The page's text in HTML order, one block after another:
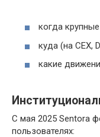
когда
куда (на CEX,
какие
С мая 2025 Sentora
пользователях: